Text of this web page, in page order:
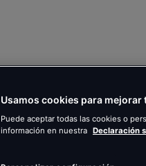
Usamos cookies para
Puede aceptar todas las cookies o
información en nuestra Declaración